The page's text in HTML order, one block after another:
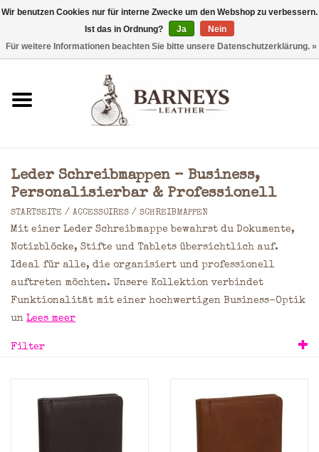
0 Artikel - €0,00
Geldbörse
Rucksäcke
Schultertaschen
Taschen
Marken
Leder Schreibmappen – Business,
Personalisierbar & Professionell
STARTSEITE / ACCESSOIRES / SCHREIBMAPPEN
Mit einer Leder Schreibmappe bewahrst du Dokumente,
Notizblöcke, Stifte und Tablets übersichtlich auf.
Ideal für alle, die organisiert und professionell
auftreten möchten. Unsere Kollektion verbindet
Funktionalität mit einer hochwertigen Business-Optik
un Lees meer
Filter
Wir benutzen Cookies nur für interne Zwecke um den Webshop zu verbessern.
Ist das in Ordnung?
Ja
Nein
Für weitere Informationen beachten Sie bitte unsere Datenschutzerklärung. »